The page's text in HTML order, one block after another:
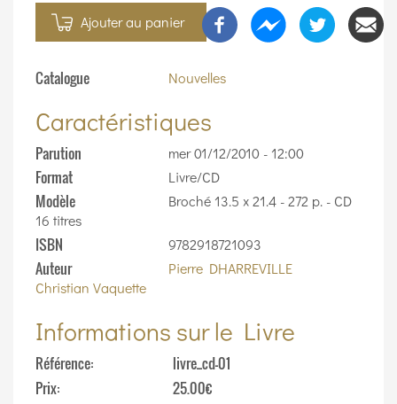
Ajouter au panier
Catalogue Nouvelles
Caractéristiques
Parution mer 01/12/2010 - 12:00
Format Livre/CD
Modèle
Broché 13.5 x 21.4 - 272 p. - CD
16 titres
ISBN 9782918721093
Auteur
Pierre DHARREVILLE
Christian Vaquette
Informations sur le Livre
Référence
livre_cd-01
Prix
25.00€